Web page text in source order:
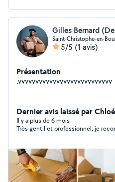
Gilles Bernard
Saint-Christophe-en-
5/5 (1 avis)
Présentation
.vvvvvvvvvvvvvvvvvvvvvvvvvvv
Dernier avis laissé par
Il y a plus de 6 mois
Très gentil et professionnel, je